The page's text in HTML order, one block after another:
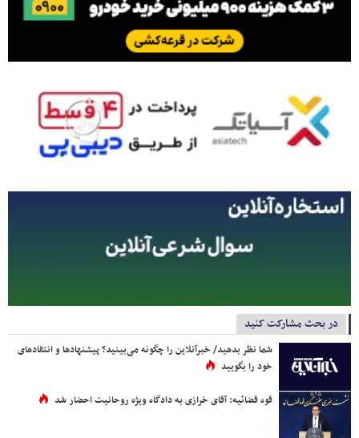
در بحث مشارکت کنید
شما نظر بدهید/ خبرآنلاین را چگونه می‌بینید؟ پیشنهادها و انتقادهای
خود را بگویید
قوه قضائیه: آقای خرازی به دادگاه ویژه روحانیت احضار شد